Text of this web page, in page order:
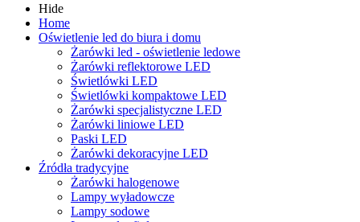
Hide
Home
Oświetlenie led do biura i domu
Żarówki led - oświetlenie ledowe
Żarówki reflektorowe LED
Świetlówki LED
Świetlówki kompaktowe LED
Żarówki specjalistyczne LED
Żarówki liniowe LED
Paski LED
Żarówki dekoracyjne LED
Źródła tradycyjne
Żarówki halogenowe
Lampy wyładowcze
Lampy sodowe